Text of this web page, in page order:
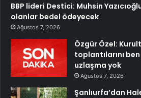
BBP lideri Destici: Muhsin
olanlar bedel ödeyecek
Ağustos 7, 2026
Özgür Özel:
toplantılarını
uzlaşma yok
Ağustos 7, 2026
Şanlıurfa’dan